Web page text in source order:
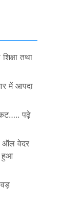
तथा
में आपदा
पढ़े
ऑल वेदर
हुआ